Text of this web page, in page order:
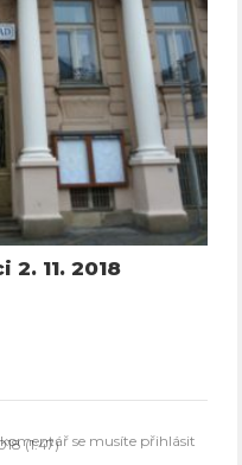
11. 2018
(1:47) se musíte přihlásit